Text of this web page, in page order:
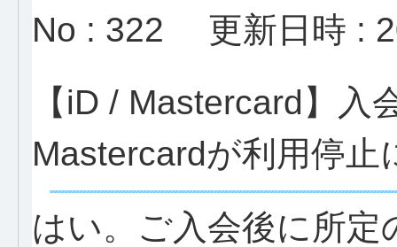
No : 322
更新日時 :
【iD / Mastercard】入
Mastercardが利用停
はい。ご入会後に所